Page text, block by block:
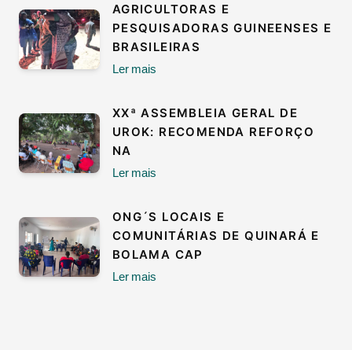
AGRICULTORAS E
PESQUISADORAS GUINEENSES E
BRASILEIRAS
Ler mais
XXª ASSEMBLEIA GERAL DE
UROK: RECOMENDA REFORÇO
NA
Ler mais
ONG´S LOCAIS E
COMUNITÁRIAS DE QUINARÁ E
BOLAMA CAP
Ler mais